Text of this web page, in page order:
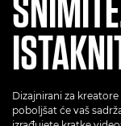
Dizajnirani za
poboljšat će vaš